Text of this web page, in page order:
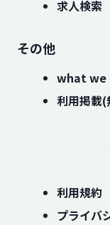
求人検索
その他
what we
利用掲載(
利用規約
プライバ